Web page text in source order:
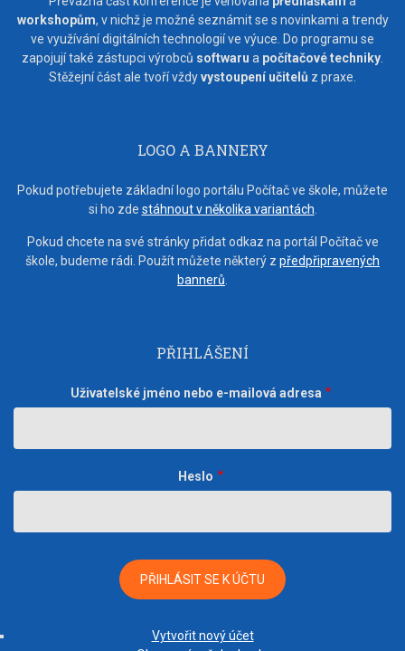
workshopům, v nichž je možné seznámit se s novinkami a trendy
ve využívání digitálních technologií ve výuce. Do programu se
zapojují také zástupci výrobců softwaru a počítačové techniky
Stěžejní část ale tvoří vždyvystoupení učitelů z praxe.
LOGO A BANNERY
Pokud potřebujete základní logo portálu Počítač ve škole, můžete
si ho zde stáhnout v několika variantách
Pokud chcete na své stránky přidat odkaz na portál Počítač ve
škole, budeme rádi. Použít můžete některý z předpřipravených
bannerů
PŘIHLÁŠENÍ
Uživatelské jméno nebo e-mailová adresa
Heslo
Vytvořit nový účet